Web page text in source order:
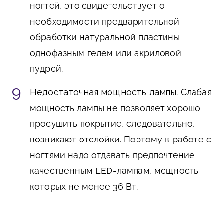
ногтей, это свидетельствует о
необходимости предварительной
обработки натуральной пластины
однофазным гелем или акриловой
пудрой.
Недостаточная мощность лампы. Слабая
мощность лампы не позволяет хорошо
просушить покрытие, следовательно,
возникают отслойки. Поэтому в работе с
ногтями надо отдавать предпочтение
качественным LED-лампам, мощность
которых не менее 36 Вт.